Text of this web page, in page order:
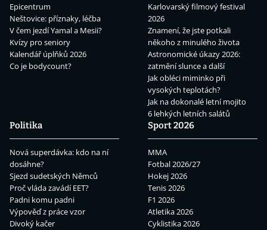
Epicentrum
Neštovice: příznaky, léčba
V čem jezdí Yamal a Mesii?
Kvízy pro seniory
Kalendář úplňků 2026
Co je bodycount?
Karlovarský filmový festival
2026
Znamení, že jste potkali
někoho z minulého života
Astronomické úkazy 2026:
zatmění slunce a další
Jak obléci miminko při
vysokých teplotách?
Jak na dokonalé letní mojito
6 lehkých letních salátů
Politika
Nová superdávka: kdo na ní
dosáhne?
Sjezd sudetských Němců
Proč vláda zavádí EET?
Padni komu padni
Výpověď z práce vzor
Divoký kačer
Sport 2026
MMA
Fotbal 2026/27
Hokej 2026
Tenis 2026
F1 2026
Atletika 2026
Cyklistika 2026